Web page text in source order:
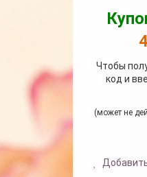
Чтобы
код и
(может не